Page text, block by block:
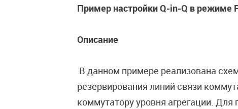
Пример настройки Q-in-Q в режиме
Описание
В данном примере реализована
резервирования линий связи
коммутатору уровня агрегации. Для